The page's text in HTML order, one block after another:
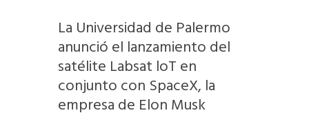
La Universidad de Palermo
anunció el lanzamiento del
satélite Labsat loT en
conjunto con SpaceX, la
empresa de Elon Musk